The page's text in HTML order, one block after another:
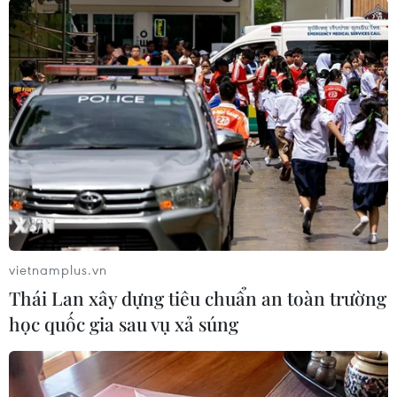
Cao huyết áp thai nghén, đặc biệt là tiền sản
giật đã được chứng minh là có liên quan với
việc sinh con nhẹ cân và tăng nguy cơ sinh non.
Các rối loạn cao huyết áp trong thai kỳ cũng là
nguyên nhân hàng đầu gây tử vong mẹ và trẻ
trên thế giới. Vì vậy mà tình trạng khởi phát
ngáy khi ngủ trong thời kỳ mang thai rất nguy
hiểm đối với cả mẹ và con.
Ngủ ngáy - nguyên nhân gây đau đầu mãn
tính
Một cuộc nghiên cứu về chứng ngáy khi ngủ
được đăng tải trên Tạp chí Thần kinh học của
Viện Hàn lâm Hoa Kỳ cho biết, có sự liên hệ
giữa chứng ngáy ngủ và bệnh đau đầu mãn
vietnamplus.vn
Thái Lan xây dựng tiêu chuẩn an toàn trường
học quốc gia sau vụ xả súng